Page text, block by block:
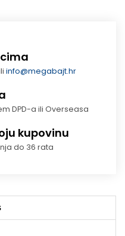
info@megabajt.hr
DPD-a ili Overseasa
kupovinu
do 36 rata